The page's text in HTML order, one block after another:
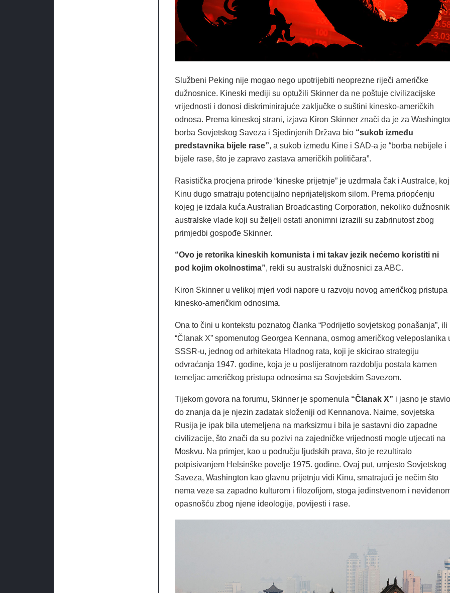
Službeni Peking nije mogao nego upotrijebiti neoprezne riječi američke
dužnosnice. Kineski mediji su optužili Skinner da ne poštuje civilizacijske
vrijednosti i donosi diskriminirajuće zaključke o suštini kinesko-američkih
odnosa. Prema kineskoj strani, izjava Kiron Skinner znači da je za
borba Sovjetskog Saveza i Sjedinjenih Država bio “sukob između
predstavnika bijele rase”, a sukob između Kine i SAD-a je “borba nebijele i
bijele rase, što je zapravo zastava američkih političara”.
Rasistička procjena prirode “kineske prijetnje” je uzdrmala čak i Australce,
Kinu dugo smatraju potencijalno neprijateljskom silom. Prema priopćenju
kojeg je izdala kuća Australian Broadcasting Corporation, nekoliko
australske vlade koji su željeli ostati anonimni izrazili su zabrinutost zbog
primjedbi gospođe Skinner.
“Ovo je retorika kineskih komunista i mi takav jezik nećemo koristiti ni
pod kojim okolnostima”, rekli su australski dužnosnici za ABC.
Kiron Skinner u velikoj mjeri vodi napore u razvoju novog američkog pristupa
kinesko-američkim odnosima.
Ona to čini u kontekstu poznatog članka “Podrijetlo sovjetskog ponašanja”, ili
“Članak X” spomenutog Georgea Kennana, osmog američkog veleposlanika
SSSR-u, jednog od arhitekata Hladnog rata, koji je skicirao strategiju
odvraćanja 1947. godine, koja je u poslijeratnom razdoblju postala kamen
temeljac američkog pristupa odnosima sa Sovjetskim Savezom.
Tijekom govora na forumu, Skinner je spomenula “Članak X” i jasno je stavio
do znanja da je njezin zadatak složeniji od Kennanova. Naime, sovjetska
Rusija je ipak bila utemeljena na marksizmu i bila je sastavni dio zapadne
civilizacije, što znači da su pozivi na zajedničke vrijednosti mogle utjecati na
Moskvu. Na primjer, kao u području ljudskih prava, što je rezultiralo
potpisivanjem Helsinške povelje 1975. godine. Ovaj put, umjesto Sovjetskog
Saveza, Washington kao glavnu prijetnju vidi Kinu, smatrajući je nečim što
nema veze sa zapadno kulturom i filozofijom, stoga jedinstvenom i
opasnošću zbog njene ideologije, povijesti i rase.